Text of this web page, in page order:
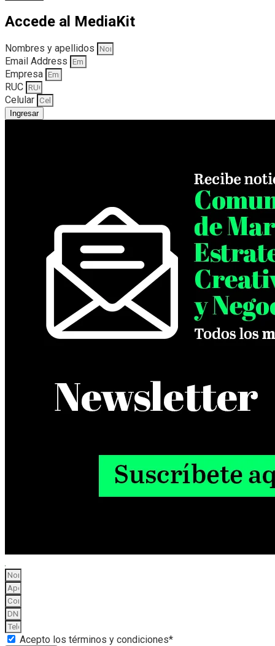
Accede al MediaKit
Nombres y apellidos
Email Address
Empresa
RUC
Celular
Ingresar
Acepto los términos y condiciones*